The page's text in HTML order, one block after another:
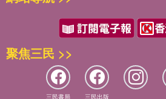
聚焦三民 >>
三民書局 三民出版